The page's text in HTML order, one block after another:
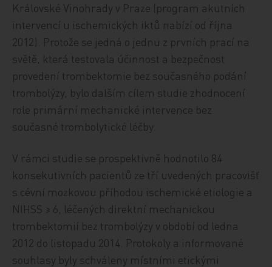
Královské Vinohrady v Praze (program akutních
intervencí u ischemických iktů nabízí od října
2012). Protože se jedná o jednu z prvních prací na
světě, která testovala účinnost a bezpečnost
provedení trombektomie bez současného podání
trombolýzy, bylo dalším cílem studie zhodnocení
role primární mechanické intervence bez
současné trombolytické léčby.
V rámci studie se prospektivně hodnotilo 84
konsekutivních pacientů ze tří uvedených pracovišť
s cévní mozkovou příhodou ischemické etiologie a
NIHSS ≥ 6, léčených direktní mechanickou
trombektomií bez trombolýzy v období od ledna
2012 do listopadu 2014. Protokoly a informované
souhlasy byly schváleny místními etickými